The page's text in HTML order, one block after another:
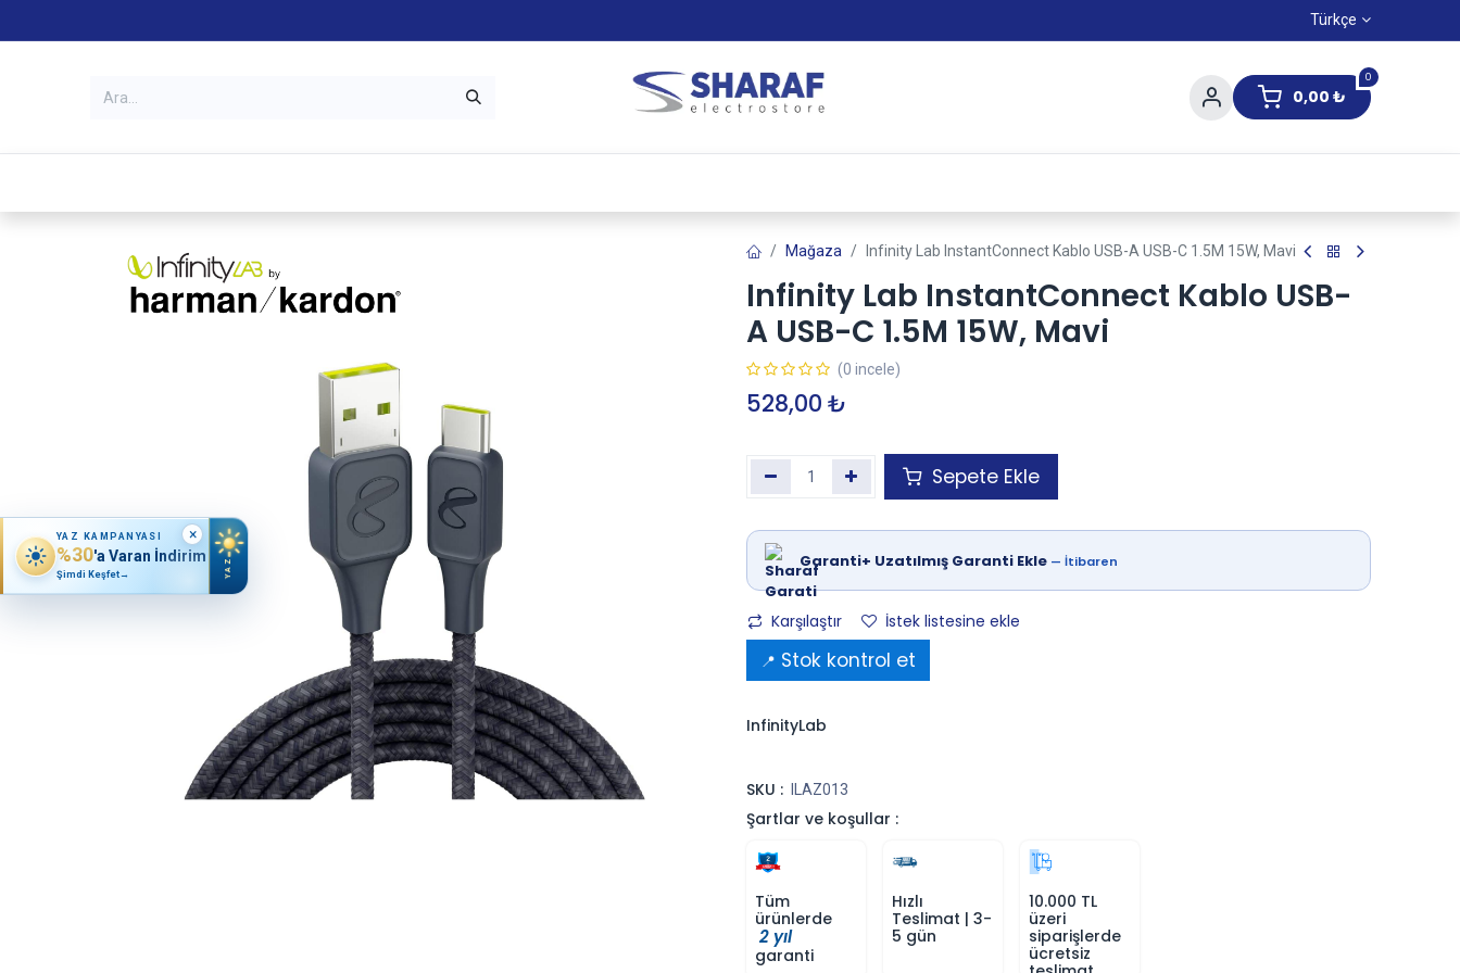
Türkçe
0
0,00 ₺
Mağaza Infinity Lab InstantConnect Kablo USB-A USB-C 1.5M 15W, Mavi
Infinity Lab InstantConnect Kablo USB-
A USB-C 1.5M 15W, Mavi
(0 incele)
528,00 ₺
Sepete Ekle
Garanti+ Uzatılmış Garanti Ekle — İtibaren
Karşılaştır
İstek listesine ekle
📍 Stok kontrol et
InfinityLab
SKU : ILAZ013
Şartlar ve koşullar :
Tüm
ürünlerde
2 yıl
garanti
Hızlı
Teslimat | 3-
5 gün
10.000 TL
üzeri
siparişlerde
ücretsiz
YAZ KAMPANYASI
%30'a Varan İndirim
Şimdi Keşfet→ YAZ
×